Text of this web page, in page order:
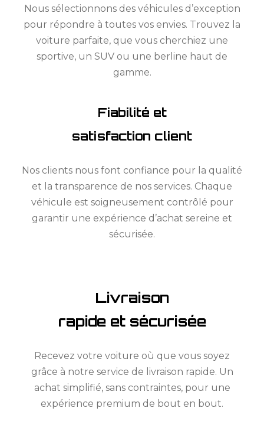
Nous sélectionnons des véhicules d’exception
pour répondre à toutes vos envies. Trouvez la
voiture parfaite, que vous cherchiez une
sportive, un SUV ou une berline haut de
gamme.
Fiabilité et
satisfaction client
Nos clients nous font confiance pour la qualité
et la transparence de nos services. Chaque
véhicule est soigneusement contrôlé pour
garantir une expérience d’achat sereine et
sécurisée.
Livraison
rapide et sécurisée
Recevez votre voiture où que vous soyez
grâce à notre service de livraison rapide. Un
achat simplifié, sans contraintes, pour une
expérience premium de bout en bout.